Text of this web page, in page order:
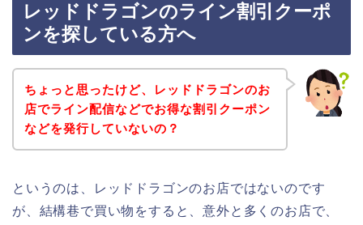
レッドドラゴンのライン割引クーポ
ンを探している方へ
ちょっと思ったけど、レッドドラゴンのお
店でライン配信などでお得な割引クーポン
などを発行していないの？
というのは、レッドドラゴンのお店ではないのです
が、結構巷で買い物をすると、意外と多くのお店で、